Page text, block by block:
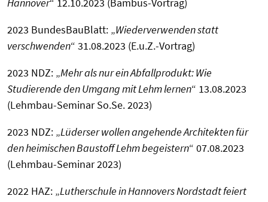
2023 BundesBauBlatt: „Wiederverwenden statt
verschwenden“ 31.08.2023 (E.u.Z.-Vortrag)
2023 NDZ: „Mehr als nur ein Abfallprodukt: Wie
Studierende den Umgang mit Lehm lernen“ 13.08.2023
(Lehmbau-Seminar So.Se. 2023)
2023 NDZ: „Lüderser wollen angehende Architekten für
den heimischen Baustoff Lehm begeistern“ 07.08.2023
(Lehmbau-Seminar 2023)
2022 HAZ: „Lutherschule in Hannovers Nordstadt feiert